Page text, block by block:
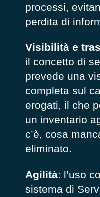
processi,
perdita di
Visibilità e
il concetto di
prevede una
completa sul
erogati, il che
un inventario
c’è, cosa
eliminato.
Agilità: l’uso
sistema di